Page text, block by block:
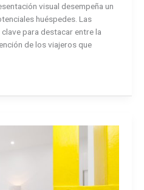
visual desempeña un
huéspedes. Las
para destacar entre la
de los viajeros que